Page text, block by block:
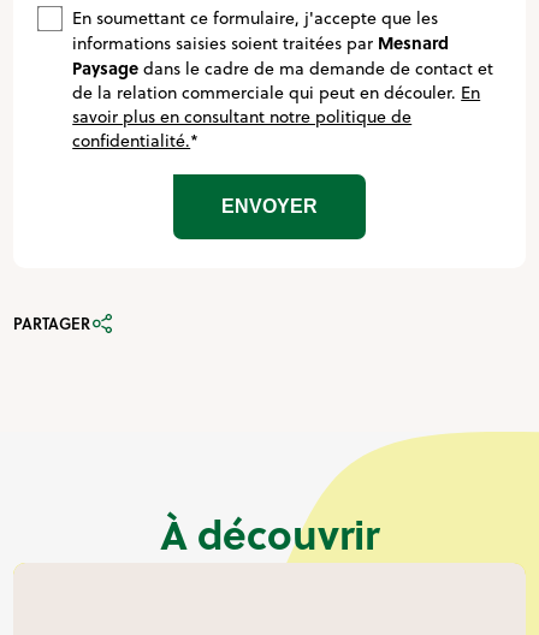
En soumettant ce formulaire, j'accepte que les
informations saisies soient traitées par Mesnard
Paysage dans le cadre de ma demande de contact et
de la relation commerciale qui peut en découler. En
savoir plus en consultant notre politique de
confidentialité.*
PARTAGER
À découvrir